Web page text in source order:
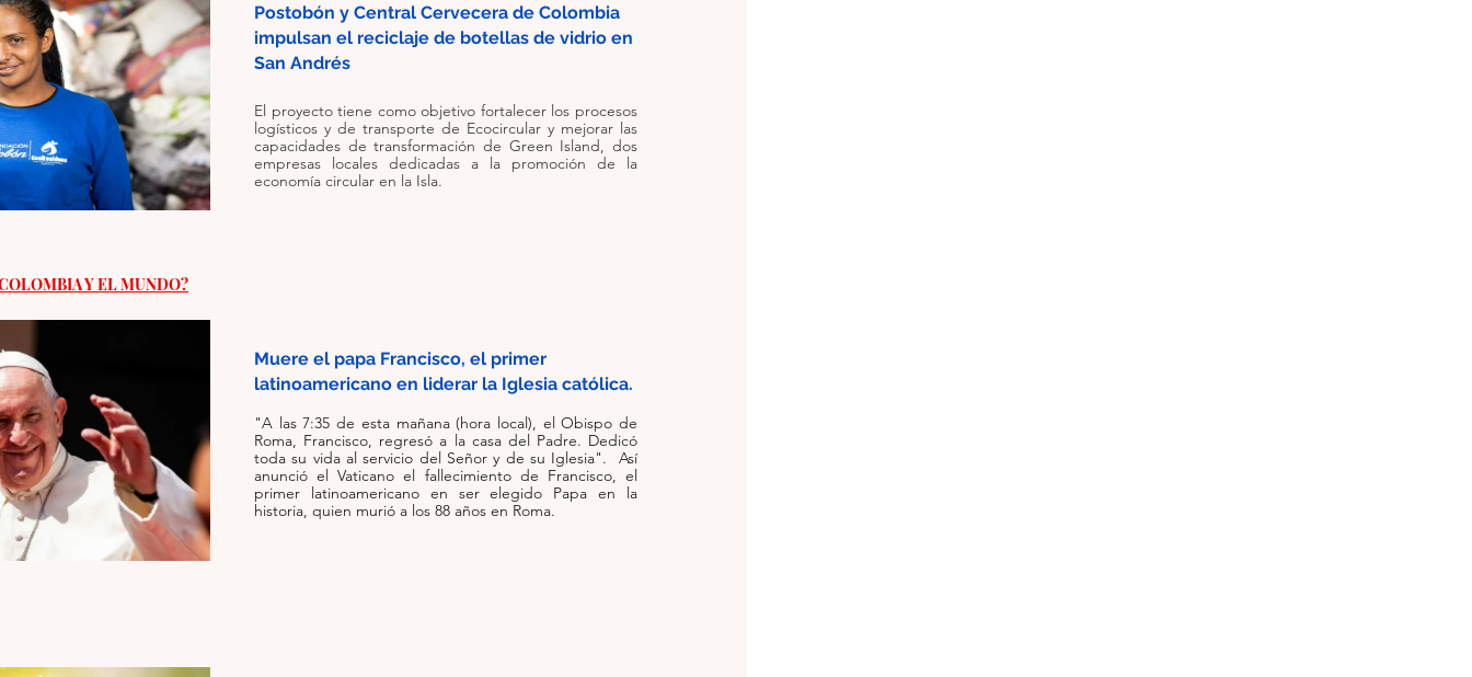
Postobón y Central Cervecera de Colombia
impulsan el reciclaje de botellas de vidrio en
San Andrés
El proyecto tiene como objetivo fortalecer los procesos
logísticos y de transporte de Ecocircular y mejorar las
capacidades de transformación de Green Island, dos
empresas locales dedicadas a la promoción de la
economía circular en la Isla.
Y EL MUNDO?
Muere el papa Francisco, el primer
latinoamericano en liderar la Iglesia católica.
"A las 7:35 de esta mañana (hora local), el Obispo de
Roma, Francisco, regresó a la casa del Padre. Dedicó
toda su vida al servicio del Señor y de su Iglesia".  Así
anunció el Vaticano el fallecimiento de Francisco, el
primer latinoamericano en ser elegido Papa en la
historia, quien murió a los 88 años en Roma.